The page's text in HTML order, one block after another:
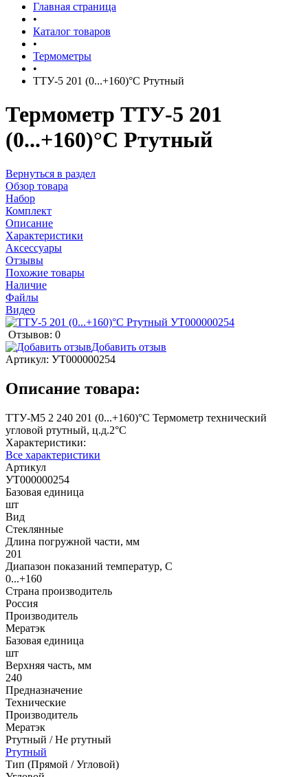
Главная страница
•
Каталог товаров
•
Термометры
•
ТТУ-5 201 (0...+160)°С Ртутный
Термометр ТТУ-5 201
(0...+160)°С Ртутный
Вернуться в раздел
Обзор товара
Набор
Комплект
Описание
Характеристики
Аксессуары
Отзывы
Похожие товары
Наличие
Файлы
Видео
Отзывов: 0
Добавить отзыв
Артикул: УТ000000254
Описание товара:
ТТУ-М5 2 240 201 (0...+160)°С Термометр технический
угловой ртутный, ц.д.2°С
Характеристики:
Все характеристики
Артикул
УТ000000254
Базовая единица
шт
Вид
Стеклянные
Длина погружной части, мм
201
Диапазон показаний температур, С
0...+160
Страна производитель
Россия
Производитель
Мератэк
Базовая единица
шт
Верхняя часть, мм
240
Предназначение
Технические
Производитель
Мератэк
Ртутный / Не ртутный
Ртутный
Тип (Прямой / Угловой)